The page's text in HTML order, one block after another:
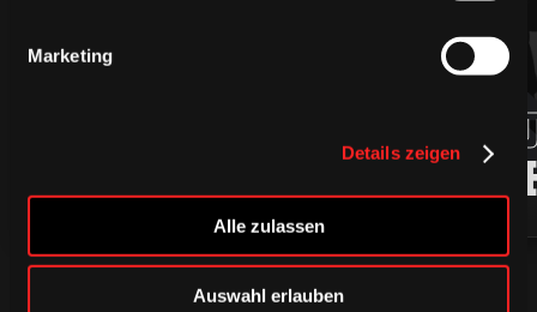
Marketing
Details zeigen
Alle zulassen
Auswahl erlauben